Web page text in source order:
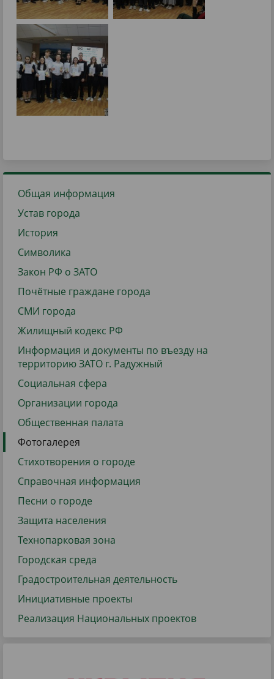
Общая информация
Устав города
История
Символика
Закон РФ о ЗАТО
Почётные граждане города
СМИ города
Жилищный кодекс РФ
Информация и документы по въезду на
территорию ЗАТО г. Радужный
Социальная сфера
Организации города
Общественная палата
Фотогалерея
Стихотворения о городе
Справочная информация
Песни о городе
Защита населения
Технопарковая зона
Городская среда
Градостроительная деятельность
Инициативные проекты
Реализация Национальных проектов